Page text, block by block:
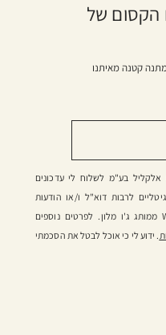
הקסום של
מתנה קטנה מאיתנו
בע"מ לשלוח לי עדכונים
לרבות דוא"ל ו/או הודעות
SMS ו/או WhatsApp ממותג ג'ו מלון. לפרטים נוספים
. ידוע לי כי אוכל לבטל את הסכמתי